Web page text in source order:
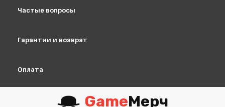
Частые вопросы
Гарантии и возврат
Оплата
GameМерч